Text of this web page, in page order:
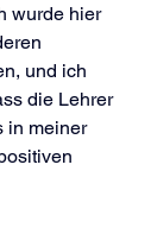
wurde hier
und ich
die Lehrer
in meiner